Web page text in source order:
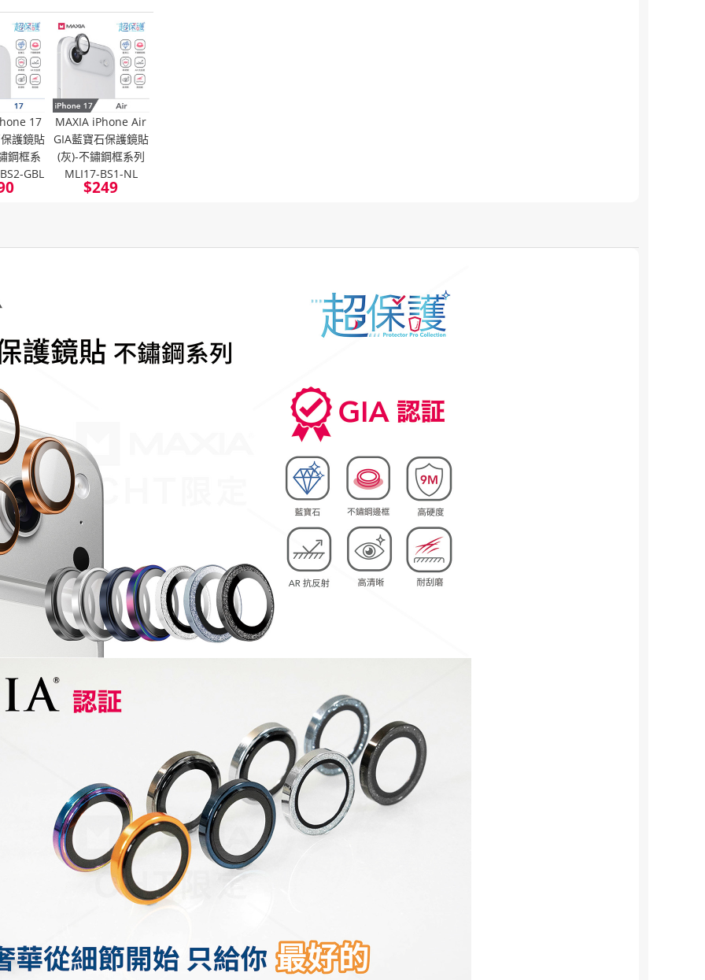
17
護鏡貼
鋼框系
GBL
MAXIA iPhone Air
GIA藍寶石保護鏡貼
(灰)-不鏽鋼框系列
MLI17-BS1-NL
$249